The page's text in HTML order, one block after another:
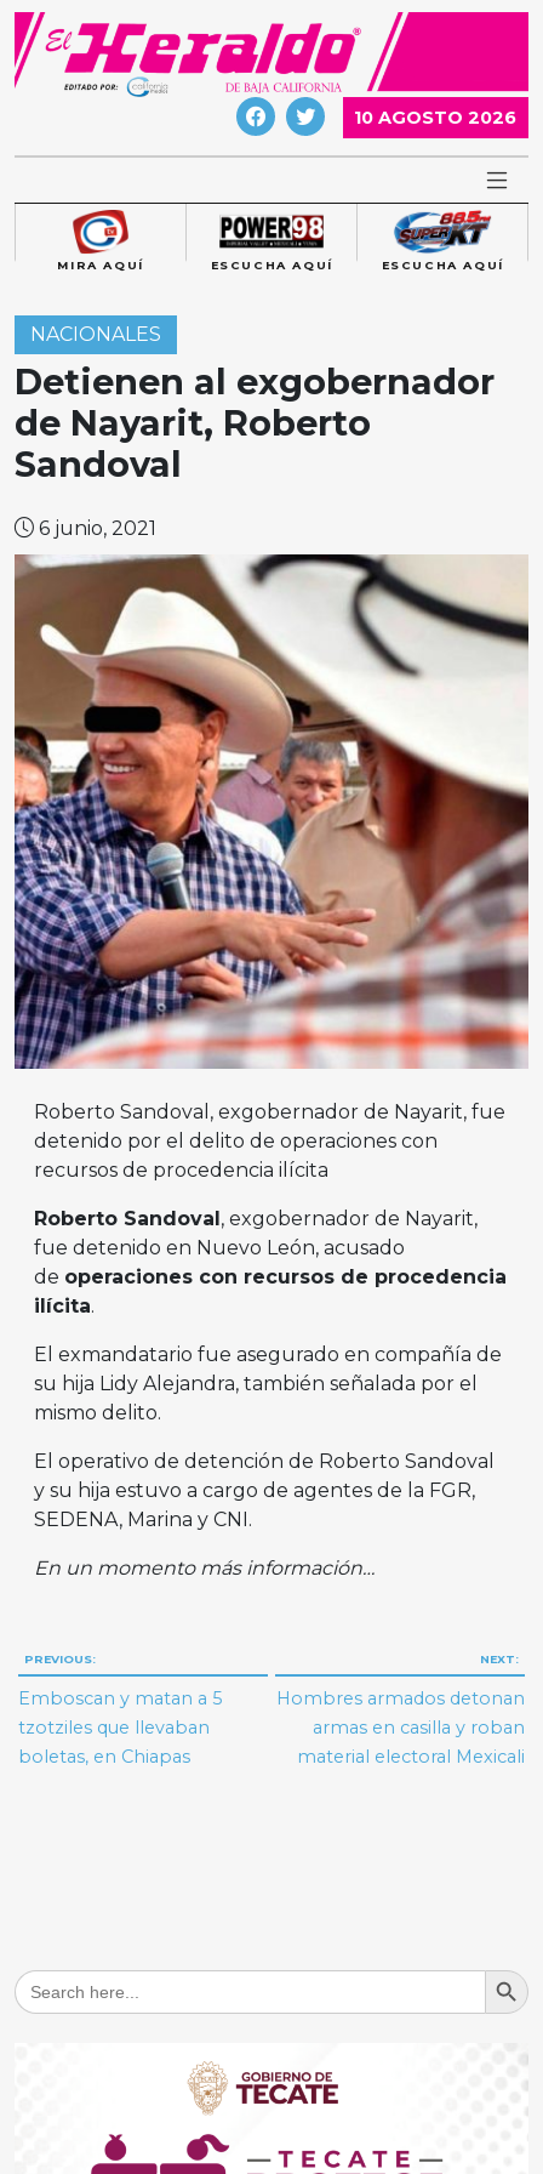
Skip
content
10 AGOSTO 2026
MIRA AQUÍ ESCUCHA AQUÍ ESCUCHA AQUÍ
NACIONALES
Detienen al exgobernador
de Nayarit, Roberto
Sandoval
6 junio, 2021
Roberto Sandoval, exgobernador de Nayarit, fue
detenido por el delito de operaciones con
recursos de procedencia ilícita
Roberto Sandoval , exgobernador de Nayarit,
fue detenido en Nuevo León, acusado
de operaciones con recursos de procedencia
ilícita.
El exmandatario fue asegurado en compañía de
su hija Lidy Alejandra, también señalada por el
mismo delito.
El operativo de detención de Roberto Sandoval
y su hija estuvo a cargo de agentes de la FGR,
SEDENA, Marina y CNI.
En un momento más información…
Navegación
de
entradas
PREVIOUS:
Emboscan y matan a 5
tzotziles que llevaban
boletas, en Chiapas
NEXT:
Hombres armados detonan
armas en casilla y roban
material electoral Mexicali
Search
for:
Search